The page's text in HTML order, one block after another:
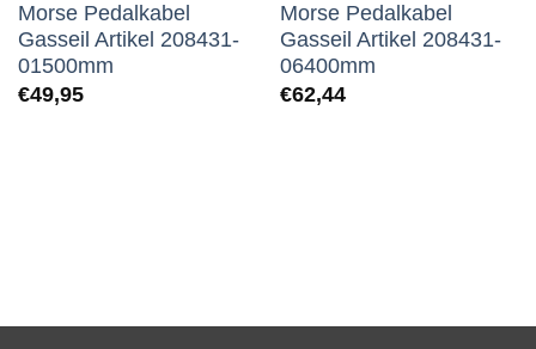
Morse Pedalkabel
Gasseil Artikel 208431-
01500mm
€49,95
Morse Pedalkabel
Gasseil Artikel 208431-
06400mm
€62,44